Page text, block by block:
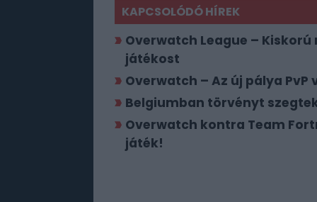
KAPCSOLÓDÓ HÍREK
Overwatch League –
játékost
Overwatch – Az új pálya
Belgiumban törvényt
Overwatch kontra Team
játék!